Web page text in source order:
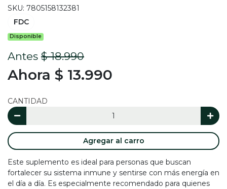
SKU: 7805158132381
FDC
Disponible
Antes $ 18.990
Ahora $ 13.990
CANTIDAD
Agregar al carro
Este suplemento es ideal para personas que buscan
fortalecer su sistema inmune y sentirse con más energía en
el día a día. Es especialmente recomendado para quienes